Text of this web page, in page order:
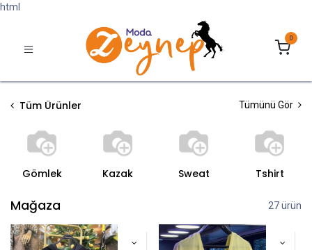
html
0
Tüm Ürünler Tümünü Gör
Gömlek Kazak Sweat Tshirt
Mağaza 27 ürün